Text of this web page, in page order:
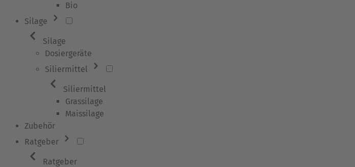
Bio
Silage
Silage
Dosiergeräte
Siliermittel
Siliermittel
Grassilage
Maissilage
Zubehör
Ratgeber
Ratgeber